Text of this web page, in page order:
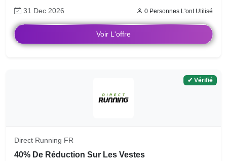
31 Dec 2026 0 Personnes L'ont Utilisé
Voir L'offre
✔ Vérifié
Direct Running FR
40% De Réduction Sur Les Vestes